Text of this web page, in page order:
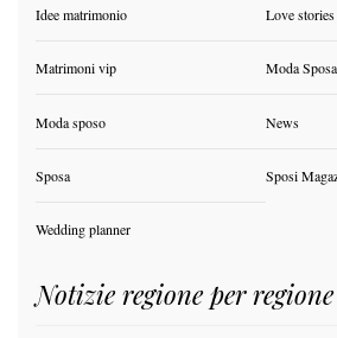
Idee matrimonio Love stories
Matrimoni vip Moda Sposa
Moda sposo News
Sposa Sposi
Wedding planner
Notizie regione per regione